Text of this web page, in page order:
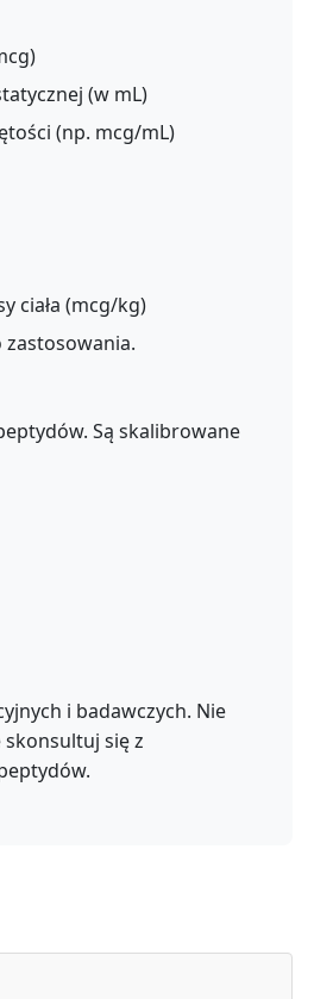
(w mL)
(np. mcg/mL)
ciała (mcg/kg)
Są skalibrowane
i badawczych. Nie
się z